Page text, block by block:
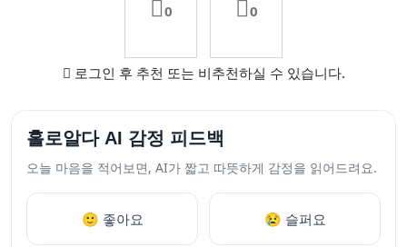
0 0
로그인 후 추천 또는 비추천하실 수 있습니다.
홀로알다 AI 감정 피드백
오늘 마음을 적어보면, AI가 짧고 따뜻하게 감정을 읽어드려요.
🙂 좋아요 😢 슬퍼요